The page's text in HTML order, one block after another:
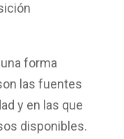
forma
las fuentes
y en las que
disponibles.